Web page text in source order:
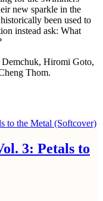
new sparkle in the
been used to
instead ask: What
Hiromi Goto,
Thom.
3: Petals to